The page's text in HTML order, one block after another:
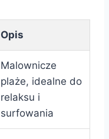
Opis
Malownicze
plaże, idealne do
relaksu i
surfowania